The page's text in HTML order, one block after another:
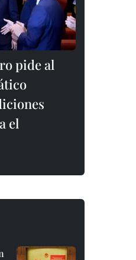
pide al
el